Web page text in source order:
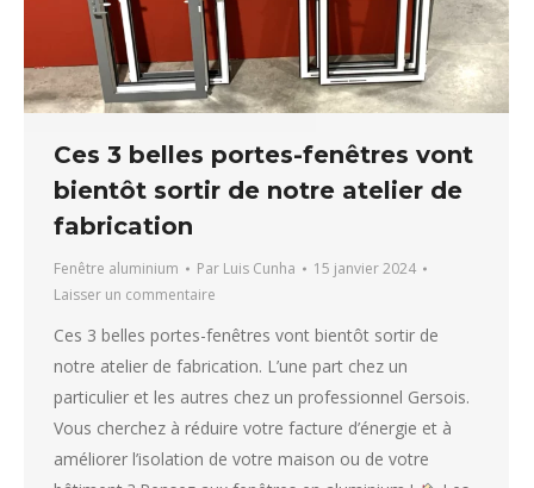
Ces 3 belles portes-fenêtres vont
bientôt sortir de notre atelier de
fabrication
Fenêtre aluminium Par Luis Cunha
15 janvier 2024
Laisser un commentaire
Ces 3 belles portes-fenêtres vont bientôt sortir de
notre atelier de fabrication. L’une part chez un
particulier et les autres chez un professionnel Gersois.
Vous cherchez à réduire votre facture d’énergie et à
améliorer l’isolation de votre maison ou de votre